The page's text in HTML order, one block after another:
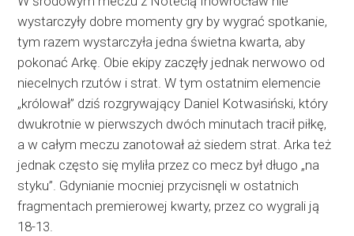
wystarczyły dobre momenty gry by wygrać spotkanie,
tym razem wystarczyła jedna świetna kwarta, aby
pokonać Arkę. Obie ekipy zaczęły jednak nerwowo od
niecelnych rzutów i strat. W tym ostatnim elemencie
„królował” dziś rozgrywający Daniel Kotwasiński, który
dwukrotnie w pierwszych dwóch minutach tracił piłkę,
a w całym meczu zanotował aż siedem strat. Arka też
jednak często się myliła przez co mecz był długo „na
styku”. Gdynianie mocniej przycisnęli w ostatnich
fragmentach premierowej kwarty, przez co wygrali ją
18-13.